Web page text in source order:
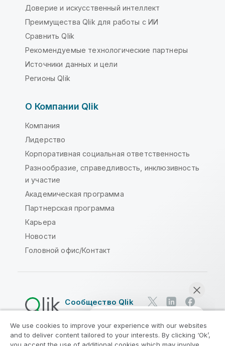
Доверие и искусственный интеллект
Преимущества Qlik для работы с ИИ
Сравнить Qlik
Рекомендуемые технологические партнеры
Источники данных и цели
Регионы Qlik
О Компании Qlik
Компания
Лидерство
Корпоративная социальная ответственность
Разнообразие, справедливость, инклюзивность
и участие
Академическая программа
Партнерская программа
Карьера
Новости
Головной офис/Контакт
Сообщество Qlik
Юридические соглашения
Условия использования продуктов
We use cookies to improve your experience with our websites
and to deliver content tailored to your interests. By clicking ‘Ok’,